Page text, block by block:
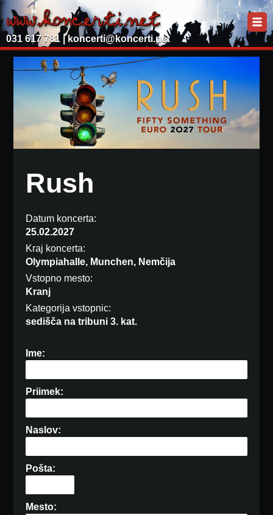
031 617 781 | koncerti@koncerti.net
Rush
Datum koncerta:
25.02.2027
Kraj koncerta:
Olympiahalle, Munchen, Nemčija
Vstopno mesto:
Kranj
Kategorija vstopnic:
sedišča na tribuni 3. kat.
Ime:
Priimek:
Naslov:
Pošta:
Mesto: